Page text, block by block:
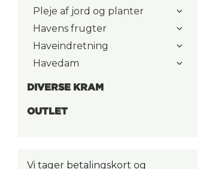
Pleje af jord og planter
Havens frugter
Haveindretning
Havedam
DIVERSE KRAM
OUTLET
Vi tager betalingskort og